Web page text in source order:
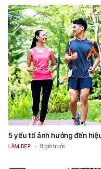
5 yếu tố ảnh hưởng đến
LÀM ĐẸP 8 giờ trước